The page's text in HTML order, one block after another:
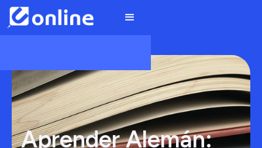
Aprender Alemán: